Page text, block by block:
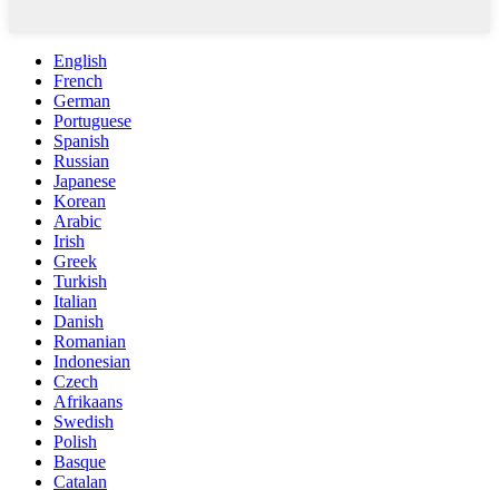
English
French
German
Portuguese
Spanish
Russian
Japanese
Korean
Arabic
Irish
Greek
Turkish
Italian
Danish
Romanian
Indonesian
Czech
Afrikaans
Swedish
Polish
Basque
Catalan